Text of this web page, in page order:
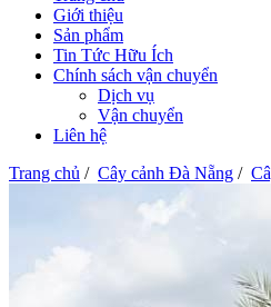
Giới thiệu
Sản phẩm
Tin Tức Hữu Ích
Chính sách vận chuyển
Dịch vụ
Vận chuyển
Liên hệ
Trang chủ / Cây cảnh Đà Nẵng /